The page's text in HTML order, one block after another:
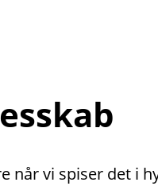
når vi spiser det i